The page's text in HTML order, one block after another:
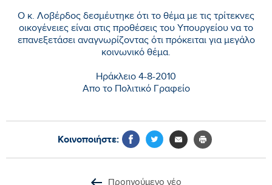
Ο κ. Λοβέρδος δεσμέυτηκε ότι το θέμα με τις τρίτεκνες
οικογένειες είναι στις προθέσεις του Υπουργείου να το
επανεξετάσει αναγνωρίζοντας ότι πρόκειται για μεγάλο
κοινωνικό θέμα.
Ηράκλειο 4-8-2010
Απο το Πολιτικό Γραφείο
Κοινοποιήστε: